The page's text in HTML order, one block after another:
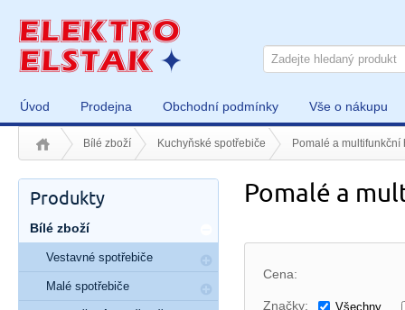
Úvod Prodejna Obchodní podmínky Vše o nákupu
Bílé zboží Kuchyňské spotřebiče Pomalé a multifunkční
Pomalé a
Cena:
Značky: Všechny
Produkty
Bílé zboží
Vestavné spotřebiče
Malé spotřebiče